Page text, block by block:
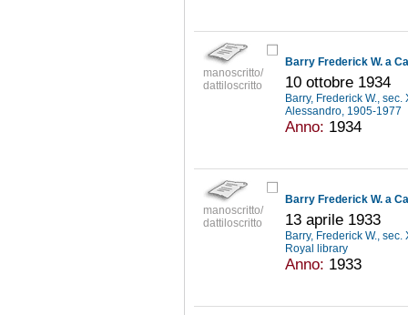
manoscritto/
dattiloscritto
Barry Frederick W. a
10 ottobre 1934
Barry, Frederick W., sec.
Alessandro, 1905-1977
Anno: 1934
manoscritto/
dattiloscritto
Barry Frederick W. a
13 aprile 1933
Barry, Frederick W., sec.
Royal library
Anno: 1933